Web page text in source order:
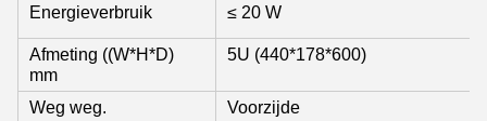
Energieverbruik ≤ 20 W
Afmeting ((W*H*D)
mm
5U (440*178*600)
Weg weg. Voorzijde